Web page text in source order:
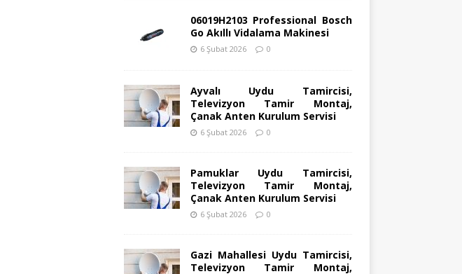
06019H2103 Professional Bosch
Go Akıllı Vidalama Makinesi
6 Şubat 2026 0
Ayvalı Uydu Tamircisi,
Televizyon Tamir Montaj,
Çanak Anten Kurulum Servisi
6 Şubat 2026 0
Pamuklar Uydu Tamircisi,
Televizyon Tamir Montaj,
Çanak Anten Kurulum Servisi
6 Şubat 2026 0
Gazi Mahallesi Uydu Tamircisi,
Televizyon Tamir Montaj,